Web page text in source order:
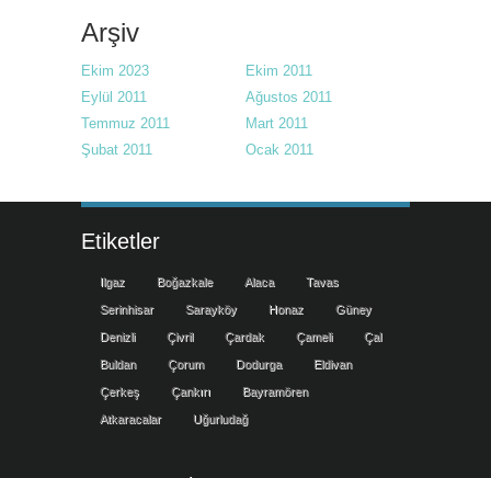
Arşiv
Ekim 2023
Ekim 2011
Eylül 2011
Ağustos 2011
Temmuz 2011
Mart 2011
Şubat 2011
Ocak 2011
Etiketler
Ilgaz Boğazkale Alaca Tavas
Serinhisar Sarayköy Honaz Güney
Denizli Çivril Çardak Çameli Çal
Buldan Çorum Dodurga Eldivan
Çerkeş Çankırı Bayramören
Atkaracalar Uğurludağ